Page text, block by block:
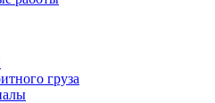
груза